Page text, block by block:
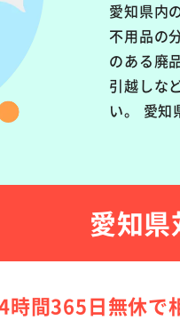
愛知県内
不用品の
のある廃
引越しな
い。 愛知
愛知
時間365日無休で